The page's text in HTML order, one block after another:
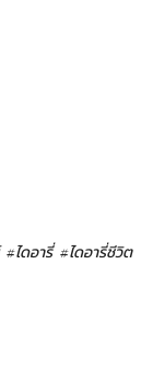
#ไดอารี่ #ไดอารี่ชีวิต